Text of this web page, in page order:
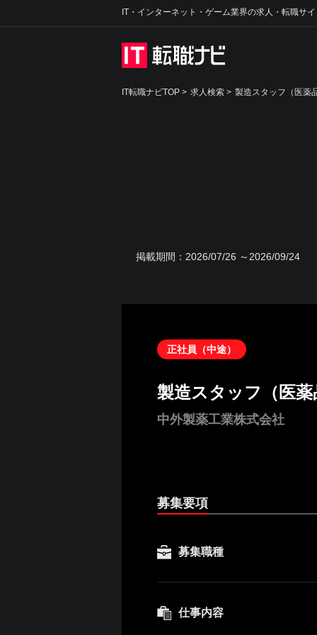
IT・インターネット・ゲーム業界の求人・転職サ
IT転職ナビTOP > 求人検索 > 製造スタッフ（医薬
掲載期間： 2026/07/26 ～2026/09/24
正社員（中途）
製造スタッフ（医薬
中外製薬工業株式会社
募集要項
募集職種
仕事内容